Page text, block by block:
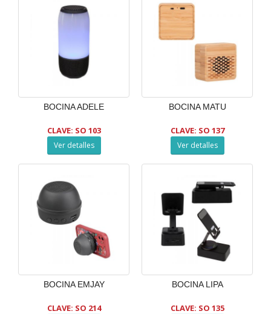
BOCINA ADELE
CLAVE: SO 103
Ver detalles
BOCINA MATU
CLAVE: SO 137
Ver detalles
BOCINA EMJAY
CLAVE: SO 214
BOCINA LIPA
CLAVE: SO 135